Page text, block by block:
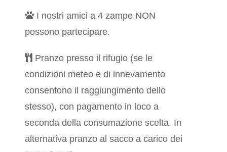
I nostri amici a 4 zampe NON
possono partecipare.
Pranzo presso il rifugio (se le
condizioni meteo e di innevamento
consentono il raggiungimento dello
stesso), con pagamento in loco a
seconda della consumazione scelta. In
alternativa pranzo al sacco a carico dei